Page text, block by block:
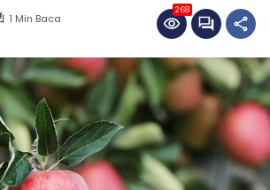
1 Min Baca
268